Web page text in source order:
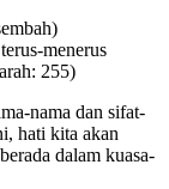
menerus
255)
nama dan sifat-
hati kita akan
dalam kuasa-